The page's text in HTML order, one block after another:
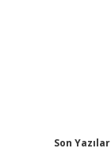
Son Yazılar